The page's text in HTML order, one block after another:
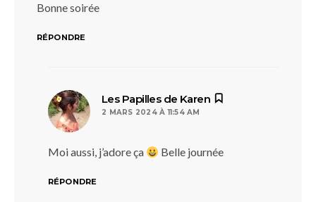
Bonne soirée
RÉPONDRE
Les Papilles de Karen
2 MARS 2024 À 11:54 AM
Moi aussi, j’adore ça Belle journée
RÉPONDRE